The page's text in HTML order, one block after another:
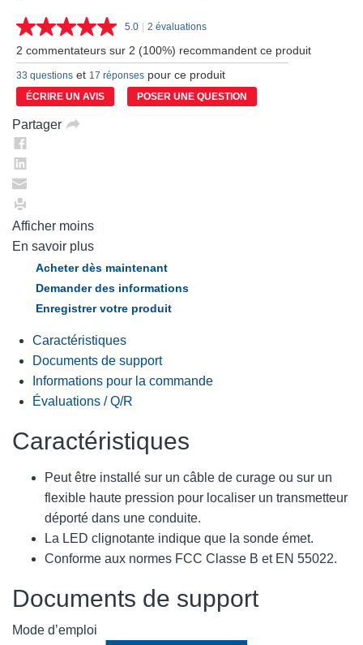
5.0 Lire
les
2
commentaires.
Lien
vers
la
| 2 évaluations
2 commentateurs sur 2 (100%) recommandent ce produit
33 questions et 17 réponses pour ce produit
ÉCRIRE UN AVIS POSER UNE QUESTION
Partager
Afficher moins
En savoir plus
Acheter dès maintenant
Demander des informations
Enregistrer votre produit
Caractéristiques
Documents de support
Informations pour la commande
Évaluations / Q/R
Caractéristiques
Peut être installé sur un câble de curage ou sur un
flexible haute pression pour localiser un transmetteur
déporté dans une conduite.
La LED clignotante indique que la sonde émet.
Conforme aux normes FCC Classe B et EN 55022.
Documents de support
Mode d’emploi